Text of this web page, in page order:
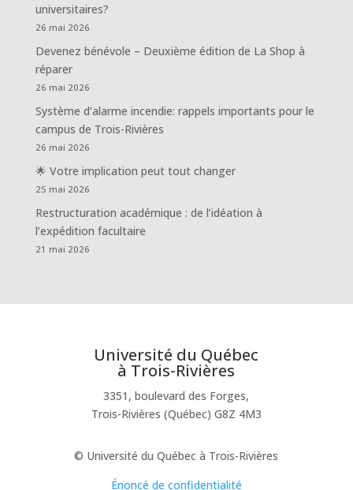
universitaires?
26 mai 2026
Devenez bénévole – Deuxième édition de La Shop à
réparer
26 mai 2026
Système d’alarme incendie: rappels importants pour le
campus de Trois-Rivières
26 mai 2026
🌟 Votre implication peut tout changer
25 mai 2026
Restructuration académique : de l’idéation à
l’expédition facultaire
21 mai 2026
Université du Québec
à Trois-Rivières
3351, boulevard des Forges,
Trois-Rivières (Québec) G8Z 4M3
© Université du Québec à Trois-Rivières
Énoncé de confidentialité